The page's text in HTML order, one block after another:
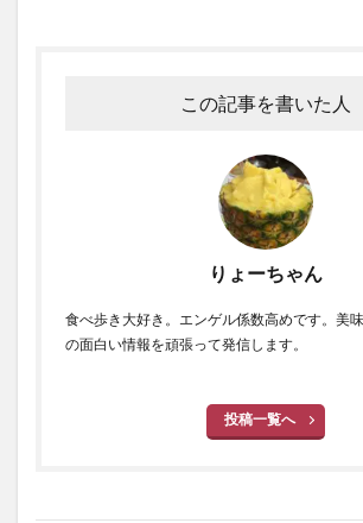
この記事を書いた人
りょーちゃん
食べ歩き大好き。エンゲル係数高めです。美
の面白い情報を頑張って発信します。
投稿一覧へ